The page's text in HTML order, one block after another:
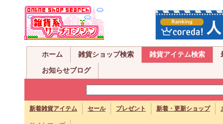
ホーム 雑貨ショップ検索 雑貨アイテム検索
お知らせブログ
新着雑貨アイテム セール プレゼント 新着・更新ショップ